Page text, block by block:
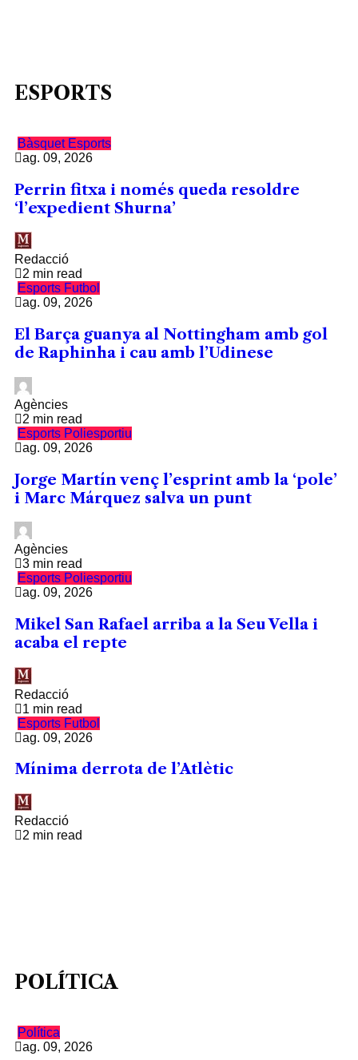
ESPORTS
Bàsquet Esports
ag. 09, 2026
Perrin fitxa i només queda resoldre
‘l’expedient Shurna’
Redacció
2 min read
Esports Futbol
ag. 09, 2026
El Barça guanya al Nottingham amb gol
de Raphinha i cau amb l’Udinese
Agències
2 min read
Esports Poliesportiu
ag. 09, 2026
Jorge Martín venç l’esprint amb la ‘pole’
i Marc Márquez salva un punt
Agències
3 min read
Esports Poliesportiu
ag. 09, 2026
Mikel San Rafael arriba a la Seu Vella i
acaba el repte
Redacció
1 min read
Esports Futbol
ag. 09, 2026
Mínima derrota de l’Atlètic
Redacció
2 min read
POLÍTICA
Política
ag. 09, 2026